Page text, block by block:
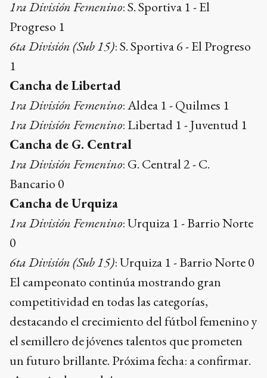
1ra División Femenino: S. Sportiva 1 - El
Progreso 1
6ta División (Sub 15): S. Sportiva 6 - El Progreso
1
Cancha de Libertad
1ra División Femenino: Aldea 1 - Quilmes 1
1ra División Femenino: Libertad 1 - Juventud 1
Cancha de G. Central
1ra División Femenino: G. Central 2 - C.
Bancario 0
Cancha de Urquiza
1ra División Femenino: Urquiza 1 - Barrio Norte
0
6ta División (Sub 15): Urquiza 1 - Barrio Norte 0
El campeonato continúa mostrando gran
competitividad en todas las categorías,
destacando el crecimiento del fútbol femenino y
el semillero de jóvenes talentos que prometen
un futuro brillante. Próxima fecha: a confirmar.